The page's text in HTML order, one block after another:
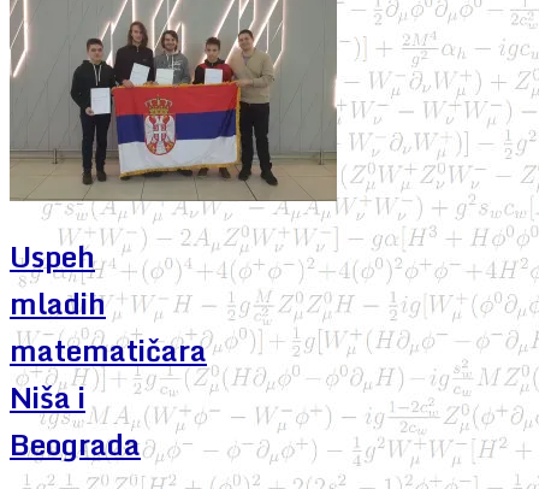
Uspeh
mladih
matematičara
Niša i
Beograda